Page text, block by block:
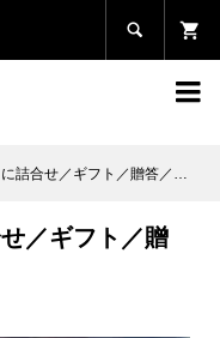


合せ／ギフト／贈答／化粧箱入
／ギフト／贈